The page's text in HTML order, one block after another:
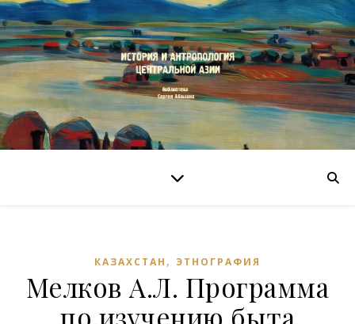
КАЗАХСТАН , ЭТНОГРАФИЯ
Мелков А.Л. Программа
по изучению быта